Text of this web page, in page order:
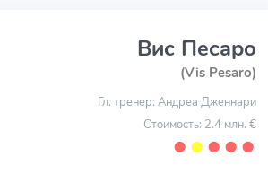
Вис Песаро
(Vis Pesaro)
Гл. тренер: Андреа Дженнари
Стоимость: 2.4 млн. €
⬤ ⬤ ⬤ ⬤ ⬤